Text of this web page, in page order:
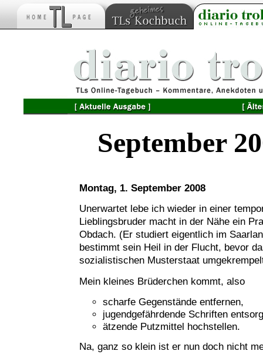
September
Montag, 1. September 2008
Unerwartet lebe ich wieder in einer
Lieblingsbruder macht in der Nähe ein
Obdach. (Er studiert eigentlich im
bestimmt sein Heil in der Flucht, bevor
sozialistischen Musterstaat
Mein kleines Brüderchen kommt, also
scharfe Gegenstände entfernen,
jugendgefährdende Schriften
ätzende Putzmittel hochstellen.
Na, ganz so klein ist er nun doch nicht